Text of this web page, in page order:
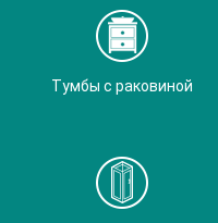
Тумбы с раковиной